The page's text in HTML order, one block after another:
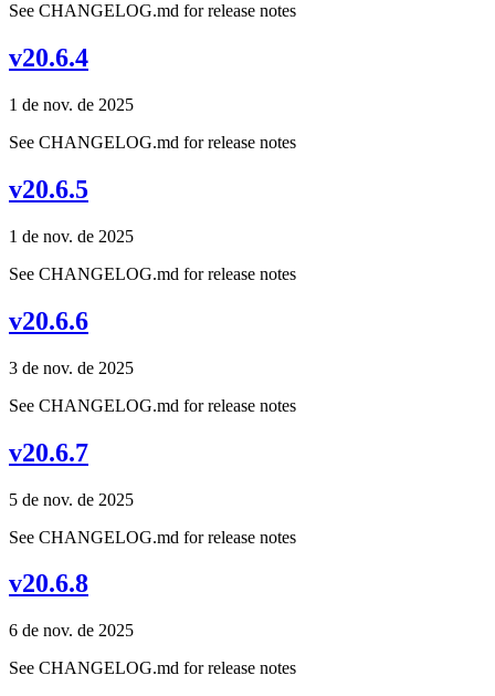
See CHANGELOG.md for release notes
v20.6.4
1 de nov. de 2025
See CHANGELOG.md for release notes
v20.6.5
1 de nov. de 2025
See CHANGELOG.md for release notes
v20.6.6
3 de nov. de 2025
See CHANGELOG.md for release notes
v20.6.7
5 de nov. de 2025
See CHANGELOG.md for release notes
v20.6.8
6 de nov. de 2025
See CHANGELOG.md for release notes